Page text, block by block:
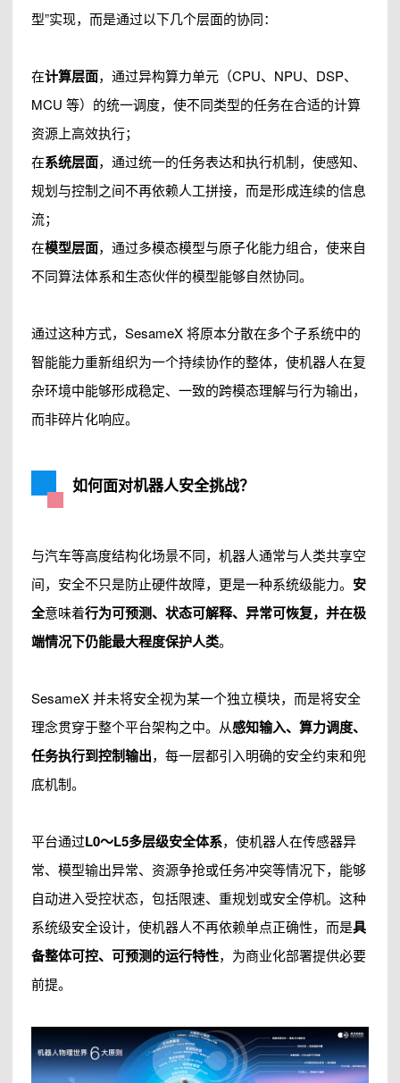
型”实现，而是通过以下几个层面的协同：
在计算层面，通过异构算力单元（CPU、NPU、DSP、
MCU 等）的统一调度，使不同类型的任务在合适的计算
资源上高效执行；
在系统层面，通过统一的任务表达和执行机制，使感知、
规划与控制之间不再依赖人工拼接，而是形成连续的信息
流；
在模型层面，通过多模态模型与原子化能力组合，使来自
不同算法体系和生态伙伴的模型能够自然协同。
通过这种方式，SesameX 将原本分散在多个子系统中的
智能能力重新组织为一个持续协作的整体，使机器人在复
杂环境中能够形成稳定、一致的跨模态理解与行为输出，
而非碎片化响应。
如何面对机器人安全挑战？
与汽车等高度结构化场景不同，机器人通常与人类共享空
间，安全不只是防止硬件故障，更是一种系统级能力。 安
全意味着行为可预测、状态可解释、异常可恢复，并在极
端情况下仍能最大程度保护人类。
SesameX 并未将安全视为某一个独立模块，而是将安全
理念贯穿于整个平台架构之中。从感知输入、算力调度、
任务执行到控制输出，每一层都引入明确的安全约束和兜
底机制。
平台通过L0～L5多层级安全体系，使机器人在传感器异
常、模型输出异常、资源争抢或任务冲突等情况下，能够
自动进入受控状态，包括限速、重规划或安全停机。这种
系统级安全设计，使机器人不再依赖单点正确性，而是具
备整体可控、可预测的运行特性，为商业化部署提供必要
前提。